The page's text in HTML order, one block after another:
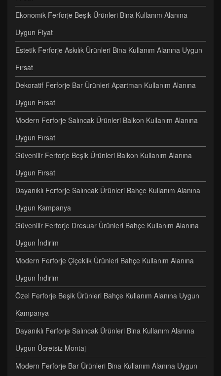
Ekonomik Ferforje Beşik Ürünleri Bina Kullanım Alanına
Uygun Fiyat
Estetik Ferforje Askılık Ürünleri Bina Kullanım Alanına Uygun
Fırsat
Dekoratif Ferforje Bar Ürünleri Apartman Kullanım Alanına
Uygun Fırsat
Modern Ferforje Salıncak Ürünleri Balkon Kullanım Alanına
Uygun Fırsat
Güvenilir Ferforje Beşik Ürünleri Balkon Kullanım Alanına
Uygun Fırsat
Dayanıklı Ferforje Salıncak Ürünleri Bahçe Kullanım Alanına
Uygun Kampanya
Güvenilir Ferforje Dresuar Ürünleri Bahçe Kullanım Alanına
Uygun İndirim
Modern Ferforje Çiçeklik Ürünleri Bahçe Kullanım Alanına
Uygun İndirim
Özel Ferforje Beşik Ürünleri Bahçe Kullanım Alanına Uygun
Kampanya
Dayanıklı Ferforje Salıncak Ürünleri Bina Kullanım Alanına
Uygun Ücretsiz Montaj
Modern Ferforje Bar Ürünleri Bina Kullanım Alanına Uygun